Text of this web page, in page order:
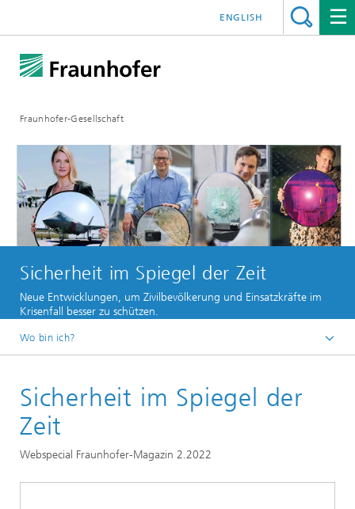
Fraunhofer-Gesellschaft
ENGLISH
Sicherheit im Spiegel der Zeit
Neue Entwicklungen, um Zivilbevölkerung und Einsatzkräfte im
Krisenfall besser zu schützen.
Wo bin ich?
Forschung
Sicherheit im Spiegel der
Zeit
Webspecial Fraunhofer-Magazin 2.2022